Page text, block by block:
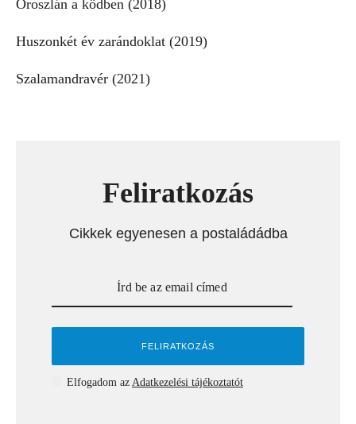
Oroszlán a ködben (2018)
Huszonkét év zarándoklat (2019)
Szalamandravér (2021)
Feliratkozás
Cikkek egyenesen a postaládádba
Elfogadom az Adatkezelési tájékoztatót